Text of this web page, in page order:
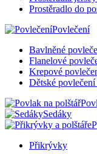
Prostěradlo do
Povlečení
Bavlněné
Flanelové
Krepové
Dětské
Sedáky
Přikrývky